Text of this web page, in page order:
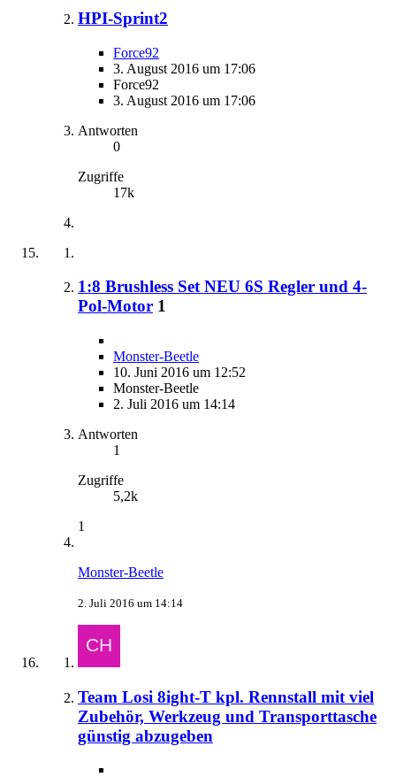
HPI-Sprint2
Force92
3. August 2016 um 17:06
Force92
3. August 2016 um 17:06
Antworten
0
Zugriffe
17k
1:8 Brushless Set NEU 6S Regler und 4-
Pol-Motor 1
Monster-Beetle
10. Juni 2016 um 12:52
Monster-Beetle
2. Juli 2016 um 14:14
Antworten
1
Zugriffe
5,2k
1
Monster-Beetle
2. Juli 2016 um 14:14
Team Losi 8ight-T kpl. Rennstall mit viel
Zubehör, Werkzeug und Transporttasche
günstig abzugeben